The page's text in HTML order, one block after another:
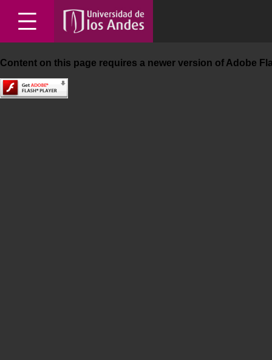
Departamento de arte
Content on this page requires a newer version of Adobe